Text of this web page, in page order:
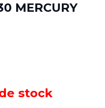
MERCURY
stock